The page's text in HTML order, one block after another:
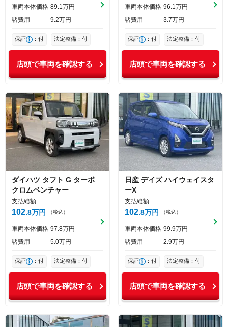
車両本体価格 89 1 万円
諸費用
9 2万円
保証 ：付 法定整備：付
店頭で車両を確認する
車両本体価格 96 1 万円
諸費用
3 7万円
保証 ：付 法定整備：付
店頭で車両を確認する
ダイハツ タフト G ターボ
クロムベンチャー
支払総額
102 8万円 （税込）
車両本体価格 97 8万円
諸費用
5 0万円
保証 ：付 法定整備：付
店頭で車両を確認する
日産 デイズ ハイウェイスタ
ーX
支払総額
102 8万円 （税込）
車両本体価格 99 9万円
諸費用
2 9万円
保証 ：付 法定整備：付
店頭で車両を確認する